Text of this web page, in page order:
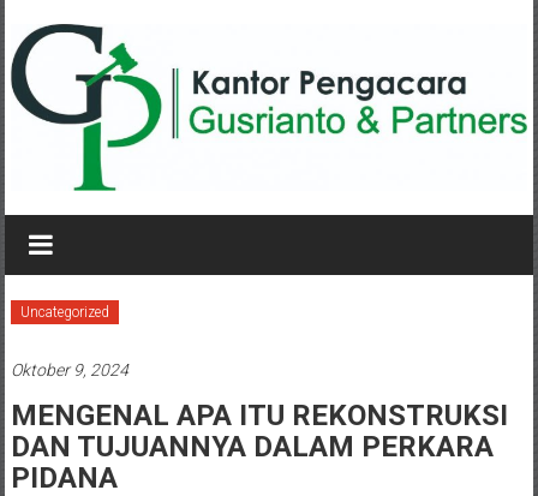
konten
KANTOR
PENGACARA
GUSRIANTO
&
PARTNERS
Kantor
Pengacara
Uncategorized
Oktober 9, 2024
MENGENAL APA ITU REKONSTRUKSI
DAN TUJUANNYA DALAM PERKARA
PIDANA